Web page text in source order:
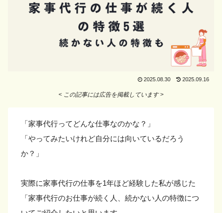
2025.08.30 2025.09.16
< この記事には広告を掲載しています >
「家事代行ってどんな仕事なのかな？」
「やってみたいけれど自分には向いているだろう
か？」
実際に家事代行の仕事を1年ほど経験した私が感じた
「家事代行のお仕事が続く人、続かない人の特徴につ